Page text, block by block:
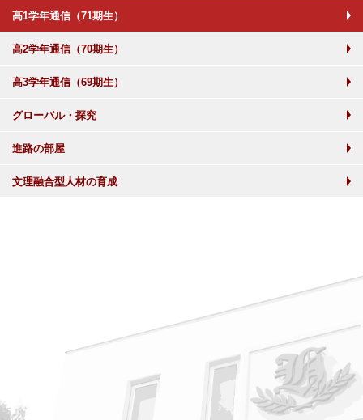
高1学年通信（71期生）
高2学年通信（70期生）
高3学年通信（69期生）
グローバル・探究
進路の部屋
文理融合型人材の育成